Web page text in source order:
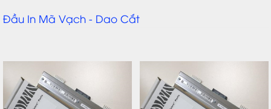
Đầu In Mã Vạch - Dao Cắt